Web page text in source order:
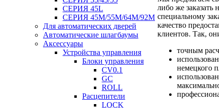
СЕРИЯ 45L
СЕРИЯ 45М/55M/64M/92M
Для автоматических дверей
Автоматические шлагбаумы
Аксессуары
Устройства управления
Блоки управления
CV0.1
GC
ROLL
Расцепители
LOCK
либо же заказать
специальному
качество
клиентов. Так,
точным
немецкого